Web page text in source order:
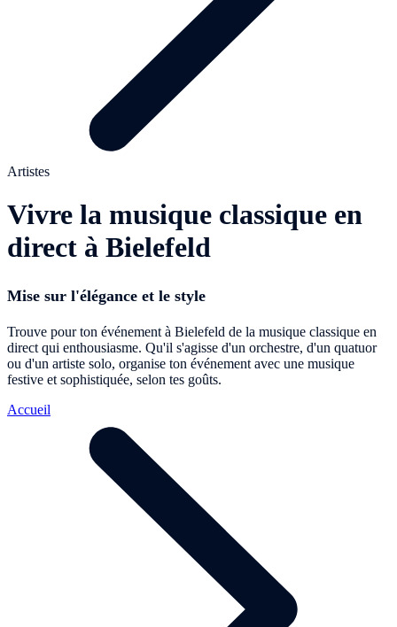
Artistes
Vivre la musique classique en
direct à Bielefeld
Mise sur l'élégance et le style
Trouve pour ton événement à Bielefeld de la musique classique en
direct qui enthousiasme. Qu'il s'agisse d'un orchestre, d'un quatuor
ou d'un artiste solo, organise ton événement avec une musique
festive et sophistiquée, selon tes goûts.
Accueil